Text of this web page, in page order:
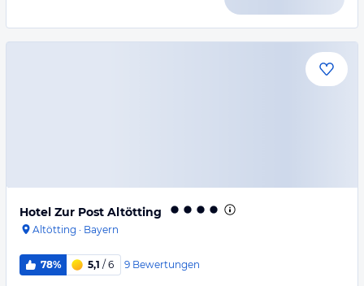
Hotel Zur Post Altötting
Altötting · Bayern
78% 5,1 / 6 9 Bewertungen